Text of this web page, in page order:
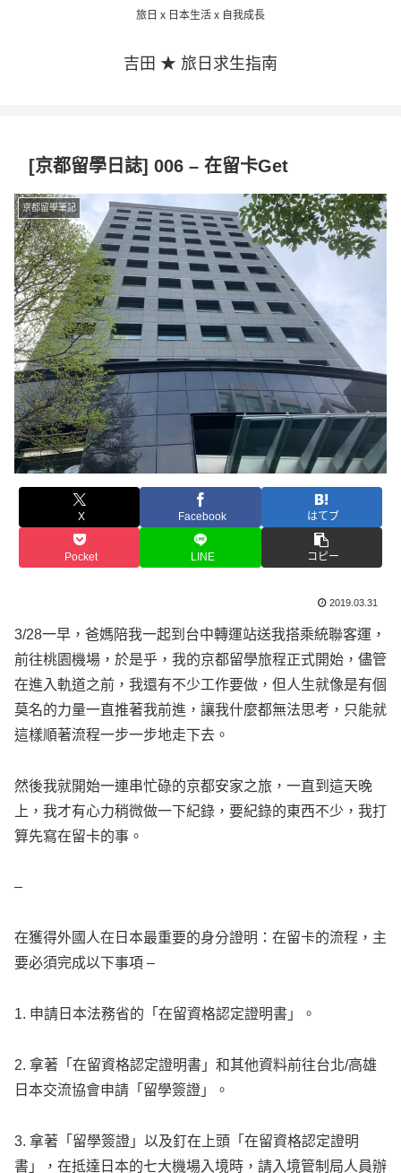
旅日 x 日本生活 x 自我成長
吉田 ★ 旅日求生指南
[京都留學日誌] 006 – 在留卡Get
京都留學筆記
X Facebook はてブ
Pocket LINE コピー
2019.03.31
3/28一早，爸媽陪我一起到台中轉運站送我搭乘統聯客運，
前往桃園機場，於是乎，我的京都留學旅程正式開始，儘管
在進入軌道之前，我還有不少工作要做，但人生就像是有個
莫名的力量一直推著我前進，讓我什麼都無法思考，只能就
這樣順著流程一步一步地走下去。
然後我就開始一連串忙碌的京都安家之旅，一直到這天晚
上，我才有心力稍微做一下紀錄，要紀錄的東西不少，我打
算先寫在留卡的事。
–
在獲得外國人在日本最重要的身分證明：在留卡的流程，主
要必須完成以下事項 –
1. 申請日本法務省的「在留資格認定證明書」。
2. 拿著「在留資格認定證明書」和其他資料前往台北/高雄
日本交流協會申請「留學簽證」。
3. 拿著「留學簽證」以及釘在上頭「在留資格認定證明
書」，在抵達日本的七大機場入境時，請入境管制局人員辦